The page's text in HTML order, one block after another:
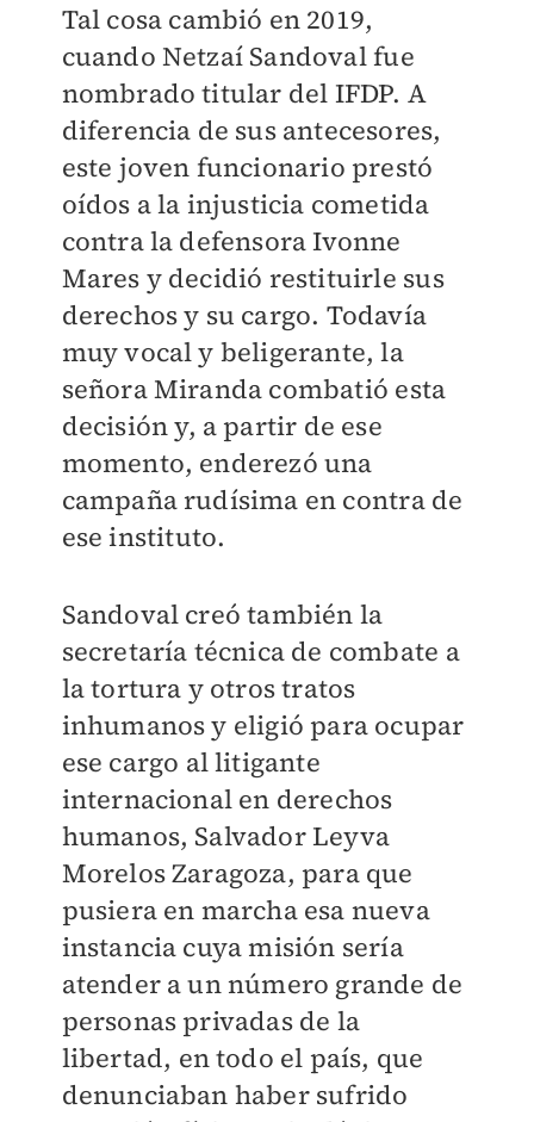
Tal cosa cambió en 2019,
cuando Netzaí Sandoval fue
nombrado titular del IFDP. A
diferencia de sus antecesores,
este joven funcionario prestó
oídos a la injusticia cometida
contra la defensora Ivonne
Mares y decidió restituirle sus
derechos y su cargo. Todavía
muy vocal y beligerante, la
señora Miranda combatió esta
decisión y, a partir de ese
momento, enderezó una
campaña rudísima en contra de
ese instituto.
Sandoval creó también la
secretaría técnica de combate a
la tortura y otros tratos
inhumanos y eligió para ocupar
ese cargo al litigante
internacional en derechos
humanos, Salvador Leyva
Morelos Zaragoza, para que
pusiera en marcha esa nueva
instancia cuya misión sería
atender a un número grande de
personas privadas de la
libertad, en todo el país, que
denunciaban haber sufrido